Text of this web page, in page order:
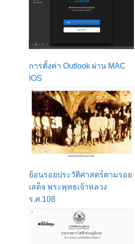
การตั้งค่า Outlook ผ่าน MAC
IOS
ย้อนรอยประวัติศาสตร์ตามรอย
เสด็จ พระพุทธเจ้าหลวง
ร.ศ.108